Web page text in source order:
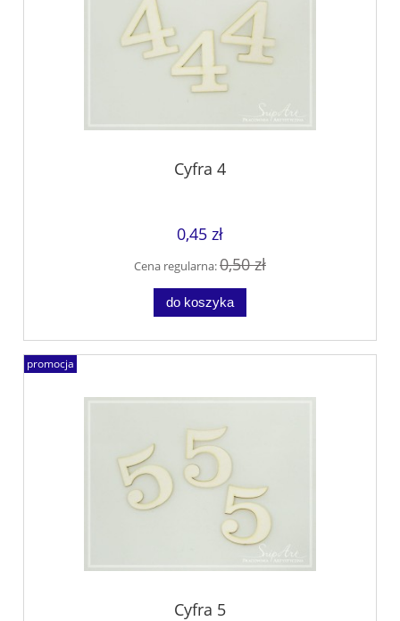
Cyfra 4
0,45 zł
Cena regularna:0,50 zł
do koszyka
Cyfra 5
promocja